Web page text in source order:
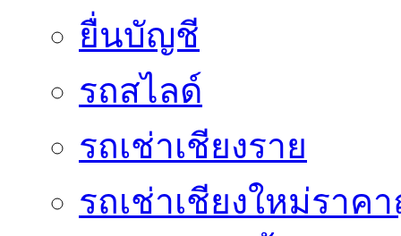
ยื่นบัญชี
รถสไลด์
รถเช่าเชียงราย
รถเช่าเชียงใหม่ราค